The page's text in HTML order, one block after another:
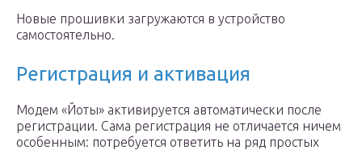
Новые прошивки загружаются в устройство
самостоятельно.
Регистрация и активация
Модем «Йоты» активируется автоматически после
регистрации. Сама регистрация не отличается ничем
особенным: потребуется ответить на ряд простых